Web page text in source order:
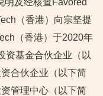
（香港）向宗坚提
（香港）于2020年
资基金合伙企业（以
合伙企业（以下简
管理中心（以下简